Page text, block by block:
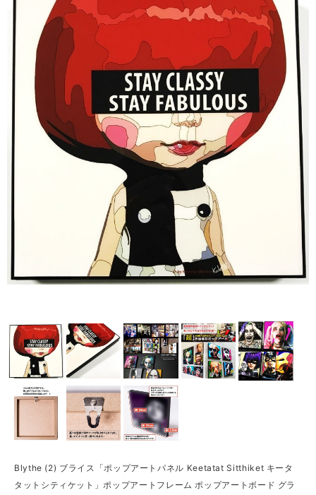
Blythe (2) ブライス「ポップアートパネル Keetatat Sitthiket キータ
タットシティケット」ポップアートフレーム ポップアートボード グラ